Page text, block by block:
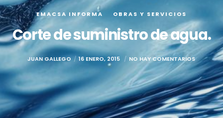
EMACSA INFORMA OBRAS Y SERVICIOS
Corte de suministro de agua.
JUAN GALLEGO 16 ENERO, 2015 NO HAY COMENTARIOS